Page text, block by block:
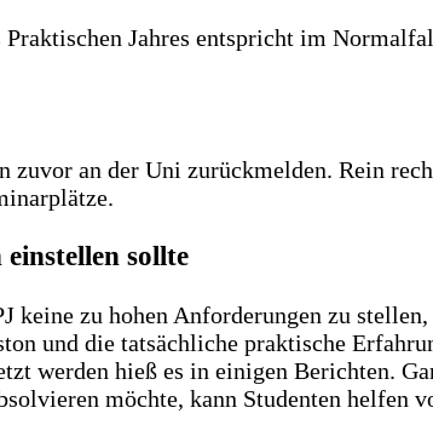
Jahres entspricht im
zuvor an der Uni zurückmelden. Rein
sollte
keine zu hohen Anforderungen zu
und die tatsächliche praktische
werden hieß es in einigen Berichten.
möchte, kann Studenten